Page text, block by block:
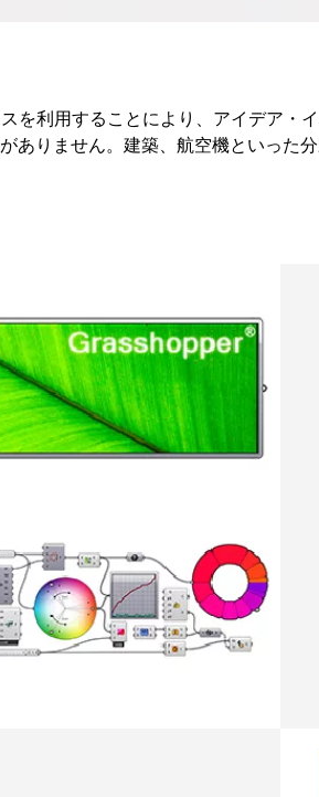
を利用することにより、アイデア
ありません。建築、航空機といった